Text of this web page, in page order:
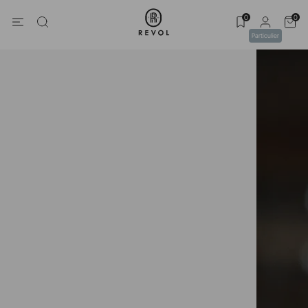
Particulier
0 0